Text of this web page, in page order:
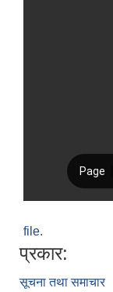
file.
प्रकार:
सूचना तथा समाचार